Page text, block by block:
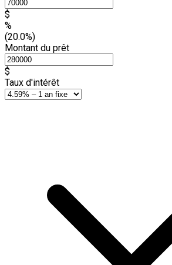
$
%
(20.0%)
Montant du prêt
$
Taux d'intérêt